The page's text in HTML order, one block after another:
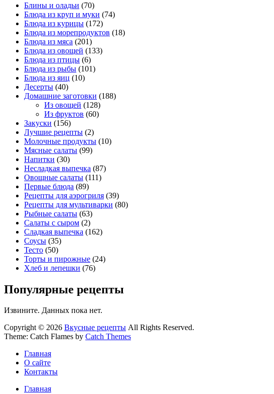
Блины и оладьи (70)
Блюда из круп и муки (74)
Блюда из курицы (172)
Блюда из морепродуктов (18)
Блюда из мяса (201)
Блюда из овощей (133)
Блюда из птицы (6)
Блюда из рыбы (101)
Блюда из яиц (10)
Десерты (40)
Домашние заготовки (188)
Из овощей (128)
Из фруктов (60)
Закуски (156)
Лучшие рецепты (2)
Молочные продукты (10)
Мясные салаты (99)
Напитки (30)
Несладкая выпечка (87)
Овощные салаты (111)
Первые блюда (89)
Рецепты для аэрогриля (39)
Рецепты для мультиварки (80)
Рыбные салаты (63)
Салаты с сыром (2)
Сладкая выпечка (162)
Соусы (35)
Тесто (50)
Торты и пирожные (24)
Хлеб и лепешки (76)
Популярные рецепты
Извините. Данных пока нет.
Copyright © 2026 Вкусные рецепты All Rights Reserved.
Theme: Catch Flames by Catch Themes
Главная
О сайте
Контакты
Главная